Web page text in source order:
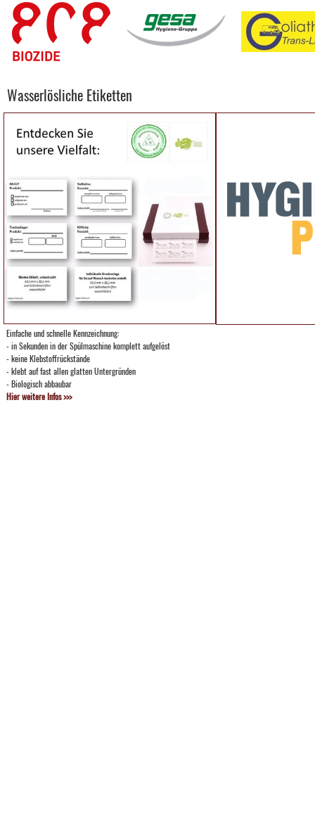
Wasserlösliche Etiketten
Einfache und schnelle Kennzeichnung:
- in Sekunden in der Spülmaschine komplett aufgelöst
- keine Klebstoffrückstände
- klebt auf fast allen glatten Untergründen
- Biologisch abbaubar
Hier weitere Infos >>>